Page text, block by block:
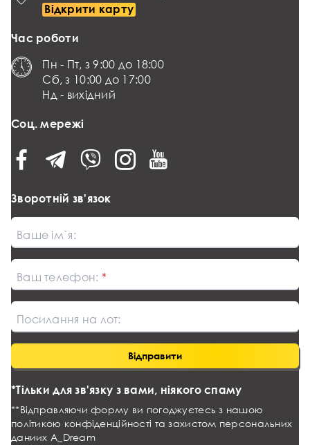
Відкрити карту
Час роботи
Пн - Пт, з 9:00 до 18:00
Сб, з 10:00 до 17:00
Нд - вихідний
Соц. мережі
Зворотній зв'язок
Ваше ім`я:
Ваш телефон:
Посилання на лот:
Відправити
*Тільки для зв'язку з вами, ніякого спаму
**Відправляючи форму ви погоджуєтесь з нашою
політикою конфіденційності та захистом персональних
даниих A_Dream